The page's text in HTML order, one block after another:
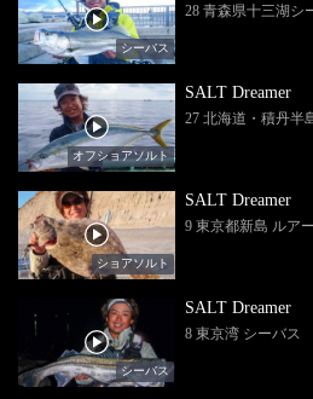
シーバス
28 青森県十三湖シ
オフショアソルト
SALT Dreamer
27 北海道・積丹半
ショアソルト
SALT Dreamer
9 東京都新島 ルア
シーバス
SALT Dreamer
8 東京湾 シーバス